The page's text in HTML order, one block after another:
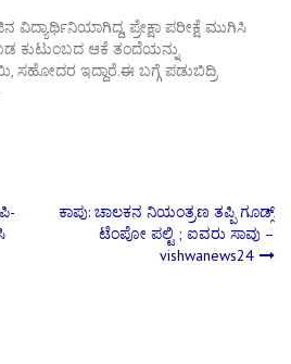
ಪ್ರೇಕ್ಷಾ ಪರೀಕ್ಷೆ ಮುಗಿಸಿ
ಕುಟುಂಬದ ಆಕೆ ತಂದೆಯನ್ನು
ಸಹೋದರ ಇದ್ದಾರೆ.ಈ ಬಗ್ಗೆ ಪಡುಬಿದ್ರಿ
ಕಾಪು: ಚಾಲಕನ ನಿಯಂತ್ರಣ ತಪ್ಪಿ ಗೂಡ್ಸ್
ಟೆಂಪೋ ಪಲ್ಟಿ ; ಐವರು ಸಾವು –
vishwanews24